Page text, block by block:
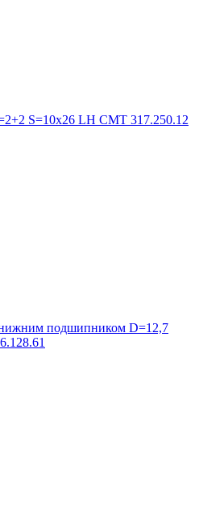
S=10x26 LH CMT 317.250.12
нижним подшипником D=12,7